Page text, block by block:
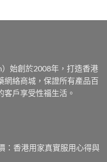
始創於2008年，打造香港
網絡商城，保證所有產品百
客戶享受性福生活。
：香港用家真實服用心得與